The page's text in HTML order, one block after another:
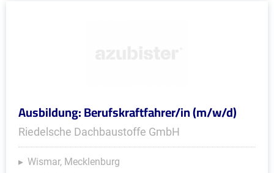
Ausbildung: Berufskraftfahrer/in (m/w/d)
Riedelsche Dachbaustoffe GmbH
Wismar, Mecklenburg